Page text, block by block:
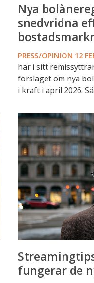
Nya
snedvridna
PRESS/OPINION 12
har i sitt
förslaget om nya
i kraft i april 2026.
Lösa
bundna
lån
fungerar
de
nya
reglerna?
fungerar de